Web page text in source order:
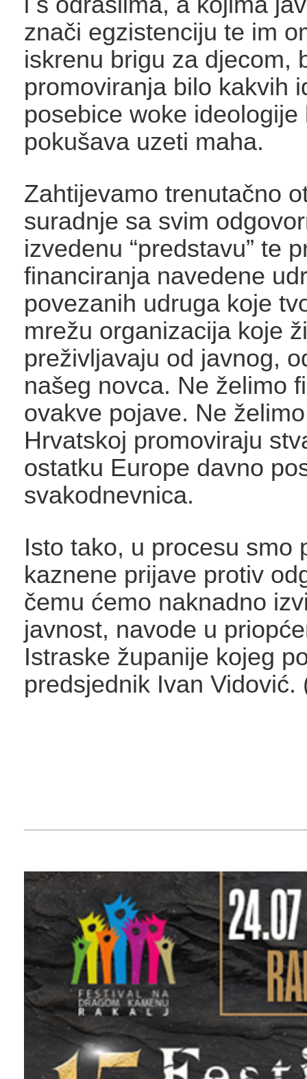
znači egzistenciju te im
iskrenu brigu za djecom,
promoviranja bilo kakvih
posebice woke ideologije
pokušava uzeti maha.
Zahtijevamo trenutačno
suradnje sa svim
izvedenu “predstavu” te
financiranja navedene
povezanih udruga koje
mrežu organizacija koje
preživljavaju od javnog,
našeg novca. Ne želimo
ovakve pojave. Ne
Hrvatskoj promoviraju
ostatku Europe davno
svakodnevnica.
Isto tako, u procesu smo
kaznene prijave protiv
čemu ćemo naknadno
javnost, navode u
Istraske županije kojeg
predsjednik Ivan Vidović.